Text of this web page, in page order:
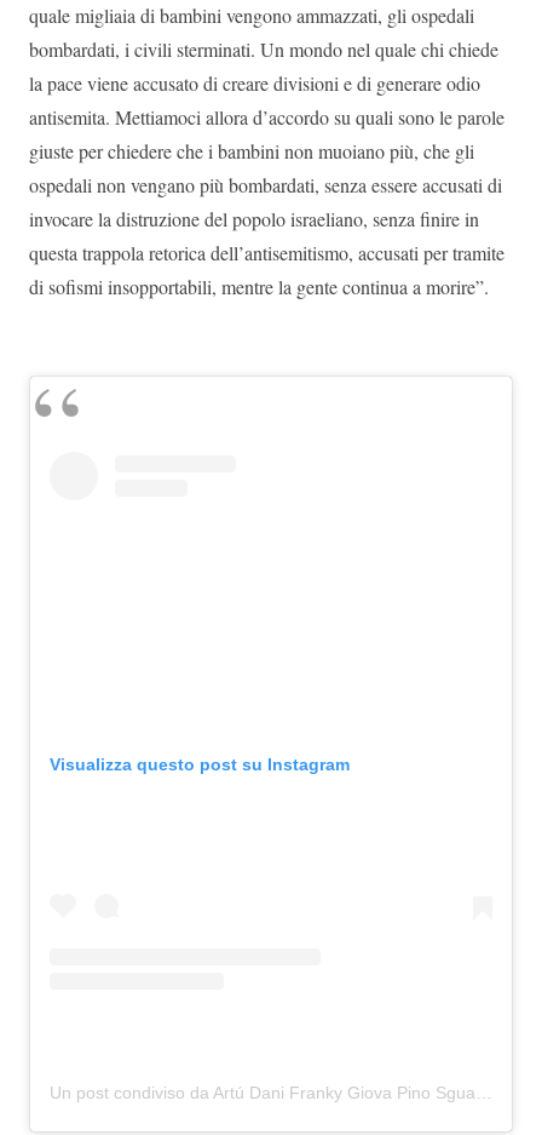
quale migliaia di bambini vengono ammazzati, gli ospedali
bombardati, i civili sterminati. Un mondo nel quale chi chiede
la pace viene accusato di creare divisioni e di generare odio
antisemita. Mettiamoci allora d’accordo su quali sono le parole
giuste per chiedere che i bambini non muoiano più, che gli
ospedali non vengano più bombardati, senza essere accusati di
invocare la distruzione del popolo israeliano, senza finire in
questa trappola retorica dell’antisemitismo, accusati per tramite
di sofismi insopportabili, mentre la gente continua a morire”.
Visualizza questo post su Instagram